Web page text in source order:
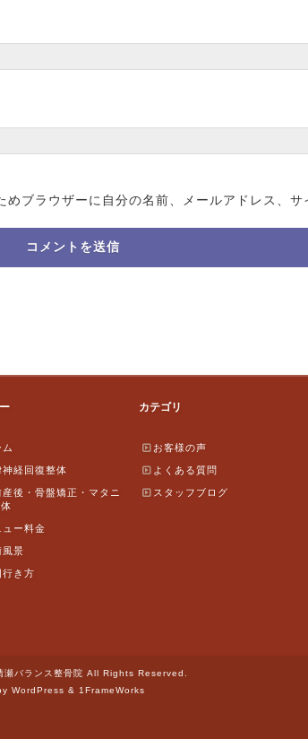
めブラウザーに自分の名前、メールアドレス、サ
ム
神経回復整体
産後・骨盤矯正・マタニ
ュー料金
風景
行き方
カテゴリ
お客様の声
よくある質問
スタッフブログ
バランス整骨院 All Rights Reserved.
WordPress & 1FrameWorks